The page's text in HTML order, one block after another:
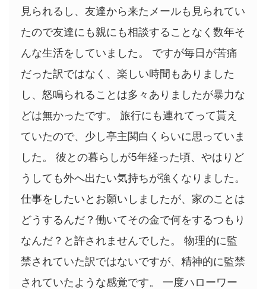
見られるし、友達から来たメールも見られてい
たので友達にも親にも相談することなく数年そ
んな生活をしていました。 ですが毎日が苦痛
だった訳ではなく、楽しい時間もありました
し、怒鳴られることは多々ありましたが暴力な
どは無かったです。 旅行にも連れてって貰え
ていたので、少し亭主関白くらいに思っていま
した。 彼との暮らしが5年経った頃、やはりど
うしても外へ出たい気持ちが強くなりました。
仕事をしたいとお願いしましたが、家のことは
どうするんだ？働いてその金で何をするつもり
なんだ？と許されませんでした。 物理的に監
禁されていた訳ではないですが、精神的に監禁
されていたような感覚です。 一度ハローワー